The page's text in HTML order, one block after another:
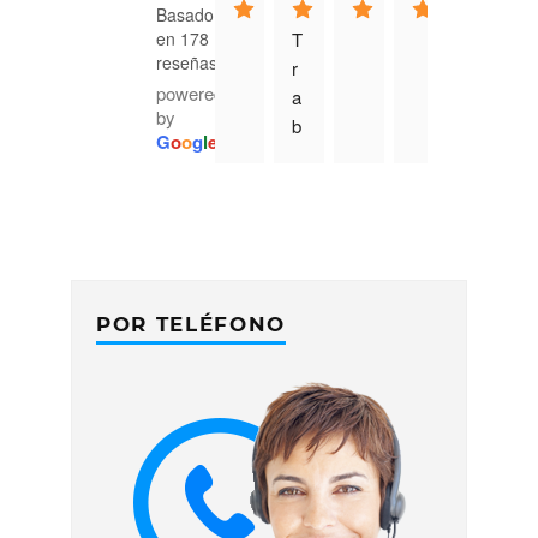
Basado
en 178
reseñas.
powered
by
Google
T
r
a
b
N
a
ni
v
el
p
POR TELÉFONO